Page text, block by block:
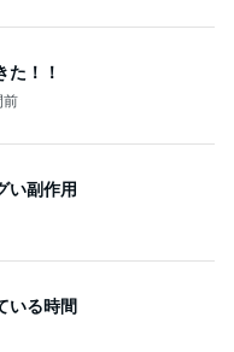
た！！
前
い副作用
いる時間